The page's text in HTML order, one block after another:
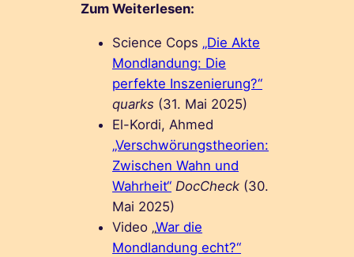
Zum Weiterlesen:
Science Cops „Die Akte
Mondlandung: Die
perfekte Inszenierung?“
quarks (31. Mai 2025)
El-Kordi, Ahmed
„Verschwörungstheorien:
Zwischen Wahn und
Wahrheit“ DocCheck (30.
Mai 2025)
Video „War die
Mondlandung echt?“